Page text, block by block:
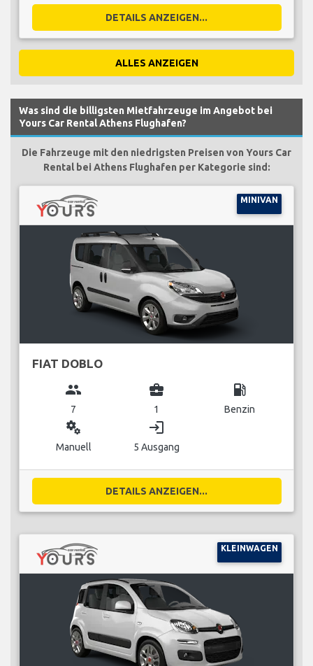
DETAILS ANZEIGEN...
ALLES ANZEIGEN
Was sind die billigsten Mietfahrzeuge im Angebot bei
Yours Car Rental Athens Flughafen?
Die Fahrzeuge mit den niedrigsten Preisen von Yours Car
Rental bei Athens Flughafen per Kategorie sind:
MINIVAN
FIAT DOBLO
group
7
business_center
1
local_gas_station
Benzin
miscellaneous_services
Manuell
login
5 Ausgang
DETAILS ANZEIGEN...
KLEINWAGEN